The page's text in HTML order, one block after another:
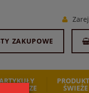
ZAKUPOWE
SPOŻYWCZE ŚWIEŻE